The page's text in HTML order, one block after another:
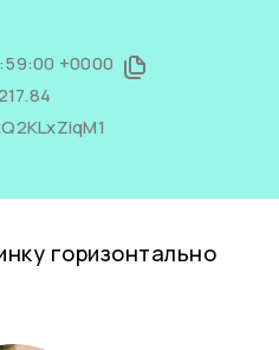
+0000
горизонтально